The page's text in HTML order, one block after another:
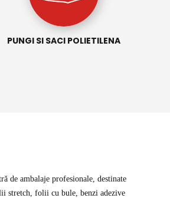
PUNGI SI SACI POLIETILENA
de ambalaje profesionale, destinate
stretch, folii cu bule, benzi adezive